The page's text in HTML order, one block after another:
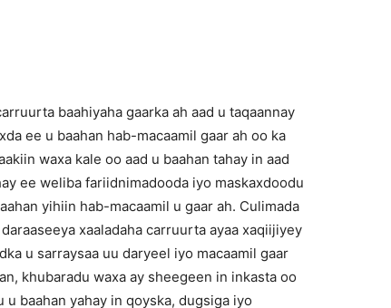
baahiyaha gaarka ah aad u taqaannay
ee u baahan hab-macaamil gaar ah oo ka
waxa kale oo aad u baahan tahay in aad
ee weliba fariidnimadooda iyo maskaxdoodu
yihiin hab-macaamil u gaar ah. Culimada
xaaladaha carruurta ayaa xaqiijiyey
u sarraysaa uu daryeel iyo macaamil gaar
khubaradu waxa ay sheegeen in inkasta oo
u baahan yahay in qoyska, dugsiga iyo